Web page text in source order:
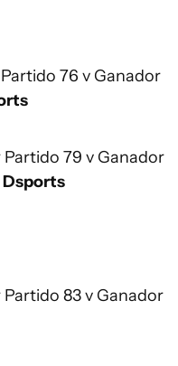
76 v Ganador
79 v Ganador
Dsports
83 v Ganador